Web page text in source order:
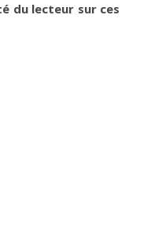
du lecteur sur ces